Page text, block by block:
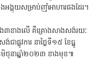
អង្គុយសម្រាប់ញ៉ាំអាហារផងដែរ។
ង៣ខាងលើ គឺគ្រោងសាងសង់រយៈ
ផ្លូវការ នាថ្ងៃទី១៥ ខែធ្នូ
មិថុនាឆ្នាំ២០២៣ ខាងមុខ៕